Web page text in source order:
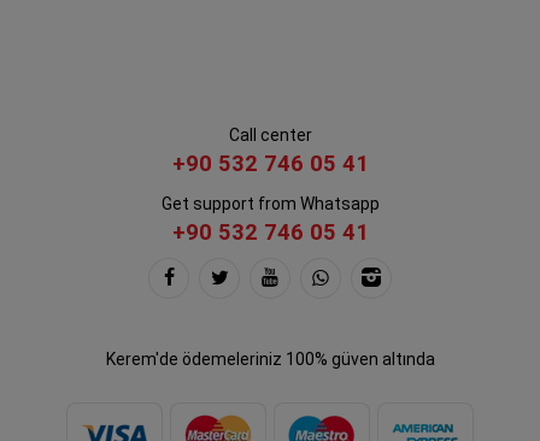
Call center
+90 532 746 05 41
Get support from Whatsapp
+90 532 746 05 41
Kerem'de ödemeleriniz 100% güven altında